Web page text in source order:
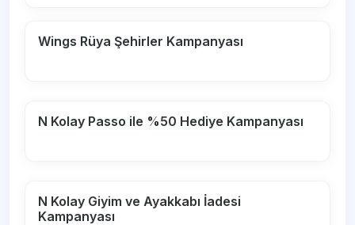
Wings Rüya Şehirler Kampanyası
N Kolay Passo ile %50 Hediye Kampanyası
N Kolay Giyim ve Ayakkabı İadesi
Kampanyası